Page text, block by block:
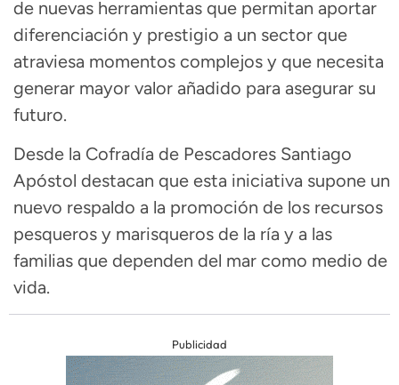
de nuevas herramientas que permitan aportar
diferenciación y prestigio a un sector que
atraviesa momentos complejos y que necesita
generar mayor valor añadido para asegurar su
futuro.
Desde la Cofradía de Pescadores Santiago
Apóstol destacan que esta iniciativa supone un
nuevo respaldo a la promoción de los recursos
pesqueros y marisqueros de la ría y a las
familias que dependen del mar como medio de
vida.
Publicidad